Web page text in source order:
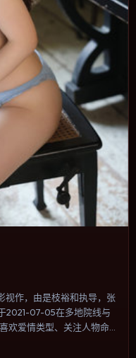
视作，由是枝裕和执导，张
2021-07-05在多地院线与
欢爱情类型、关注人物命